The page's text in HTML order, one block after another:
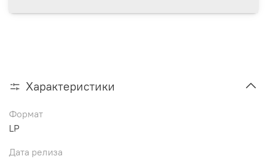
Характеристики
Формат
LP
Дата релиза